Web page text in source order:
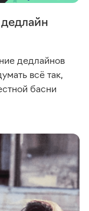
дедлайнов
всё так,
басни